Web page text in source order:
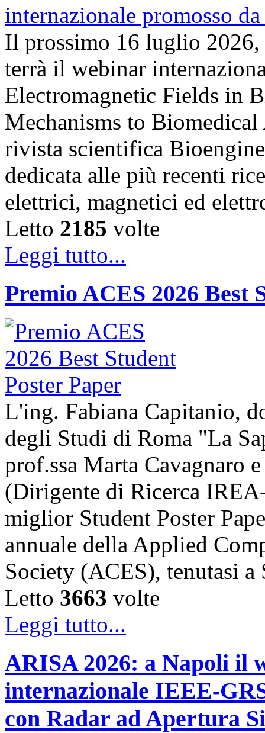
Il prossimo 16 luglio
terrà il webinar
Electromagnetic Fields in
Mechanisms to
rivista scientifica
dedicata alle più recenti
elettrici, magnetici ed
Letto 2185 volte
Leggi tutto...
Premio ACES 2026 Best
L'ing. Fabiana Capitanio,
degli Studi di Roma "La
prof.ssa Marta Cavagnaro
(Dirigente di Ricerca
miglior Student Poster
annuale della Applied
Society (ACES), tenutasi
Letto 3663 volte
Leggi tutto...
ARISA 2026: a Napoli il
internazionale IEEE-
con Radar ad Apertura